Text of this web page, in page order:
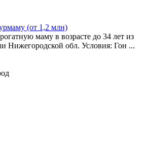
(от 1,2 млн)
маму в возрасте до 34 лет из
Нижегородской обл. Условия: Гон ...